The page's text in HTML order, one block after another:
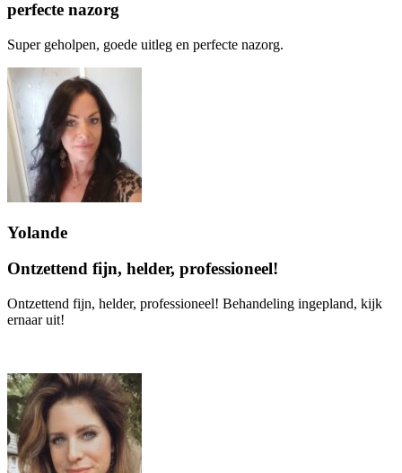
perfecte nazorg
Super geholpen, goede uitleg en perfecte nazorg.
Yolande
Ontzettend fijn, helder, professioneel!
Ontzettend fijn, helder, professioneel! Behandeling ingepland, kijk
ernaar uit!